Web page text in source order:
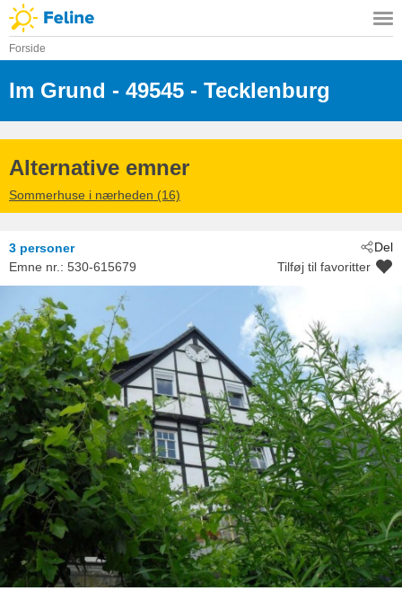
Forside
Im Grund - 49545 - Tecklenburg
Alternative emner
Sommerhuse i nærheden (16)
Del
3 personer
Emne nr.: 530-615679 Tilføj til favoritter